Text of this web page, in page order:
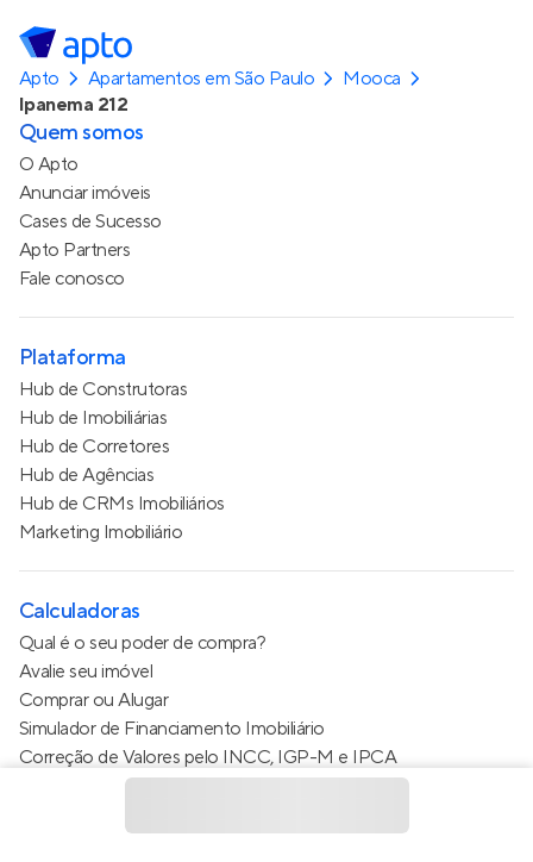
Apto Apartamentos em São Paulo
Mooca
Ipanema 212
Quem somos
O Apto
Anunciar imóveis
Cases de Sucesso
Apto Partners
Fale conosco
Plataforma
Hub de Construtoras
Hub de Imobiliárias
Hub de Corretores
Hub de Agências
Hub de CRMs Imobiliários
Marketing Imobiliário
Calculadoras
Qual é o seu poder de compra?
Avalie seu imóvel
Comprar ou Alugar
Simulador de Financiamento Imobiliário
Correção de Valores pelo INCC, IGP-M e IPCA
Estimativa de valor do condomínio